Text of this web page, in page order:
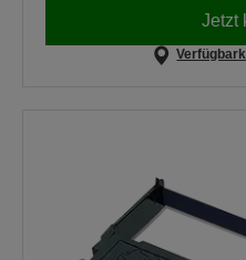
Jetzt